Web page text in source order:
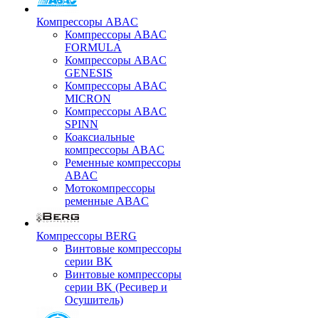
Компрессоры ABAC
Компрессоры ABAC
FORMULA
Компрессоры ABAC
GENESIS
Компрессоры ABAC
MICRON
Компрессоры ABAC
SPINN
Коаксиальные
компрессоры ABAC
Ременные компрессоры
ABAC
Мотокомпрессоры
ременные ABAC
Компрессоры BERG
Винтовые компрессоры
серии BK
Винтовые компрессоры
серии BK (Ресивер и
Осушитель)